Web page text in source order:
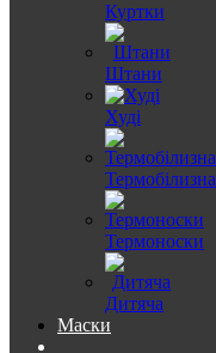
Куртки
Штани
Худі
Термобілизна
Термоноски
Дитяча
Маски